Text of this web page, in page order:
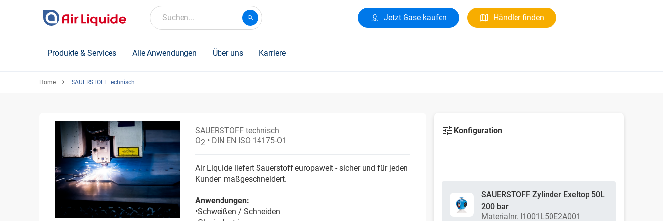
Suchen... Jetzt Gase kaufen Händler finden
Produkte & Services Alle Anwendungen Über uns Karriere
Home SAUERSTOFF technisch
SAUERSTOFF technisch
O2 • DIN EN ISO 14175-O1
Air Liquide liefert Sauerstoff europaweit - sicher und für jeden
Kunden maßgeschneidert.
Anwendungen:
•Schweißen / Schneiden
Konfiguration
SAUERSTOFF Zylinder Exeltop 50L
200 bar
Materialnr. I1001L50E2A001